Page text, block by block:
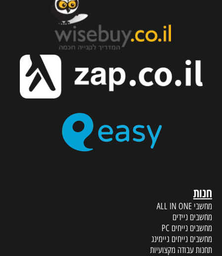
חנות
מחשבי ALL IN ONE
מחשבים ניידים
מחשבים נייחים PC
מחשבים נייחים גיימינג
תחנות עבודה מקצועיות